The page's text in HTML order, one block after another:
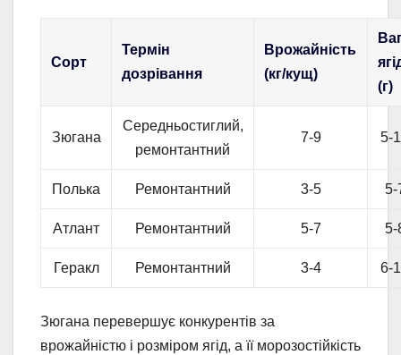
Сорт
Термін
дозрівання
Врожайність
(кг/кущ)
(г)
Зюгана
Середньостиглий,
ремонтантний
7-9 5-
Полька Ремонтантний 3-5 5-
Атлант Ремонтантний 5-7 5-
Геракл Ремонтантний 3-4 6-
Зюгана перевершує конкурентів за
врожайністю і розміром ягід, а її морозостійкість